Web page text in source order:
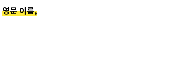
영문 이름,